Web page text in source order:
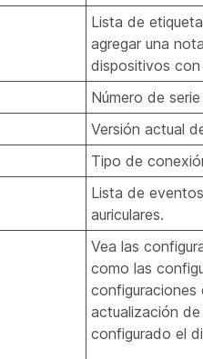
Lista de
agregar una
dispositivos
Número de
Versión actual
Tipo de
Lista de
auriculares.
Vea las
como las
configuraciones
actualización
configurado el